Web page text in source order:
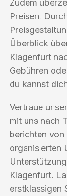
Zudem
Preisen.
Überblick
Klagenfurt
Gebühren
du kannst
Vertraue
mit uns nach
berichten von
organisierten
Klagenfurt.
erstklassigen